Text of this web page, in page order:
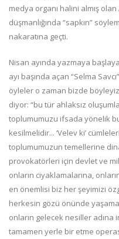
medya organı halini almış olan
düşmanlığında “sapkın”
nakaratına geçti.
Nisan ayında yazmaya
ayı başında açan “Selma
öyleler o zaman bizde
diyor: “bu tür ahlaksız
toplumumuzu ifsada yönelik
kesilmelidir... ‘Velev ki’
toplumumuzun temellerine
provokatörleri için devlet ve
onların ciyaklamalarına,
en önemlisi biz her şeyimizi
herkesin gözü önünde
onların gelecek nesiller
tamamen yerle bir etme